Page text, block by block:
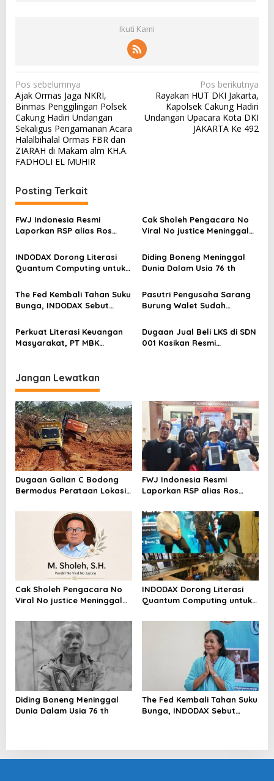
Ikuti Kami
N
a
v
i
g
a
s
i
p
o
s
Pos sebelumnya
Ajak Ormas Jaga NKRI,
Binmas Penggilingan Polsek
Cakung Hadiri Undangan
Sekaligus Pengamanan Acara
Halalbihalal Ormas FBR dan
ZIARAH di Makam alm KH.A.
FADHOLI EL MUHIR
Pos berikutnya
Rayakan HUT DKI Jakarta,
Kapolsek Cakung Hadiri
Undangan Upacara Kota DKI
JAKARTA Ke 492
Posting Terkait
FWJ Indonesia Resmi
Laporkan RSP alias Ros
Cak Sholeh Pengacara No
Viral No justice Meninggal
INDODAX Dorong Literasi
Quantum Computing untuk
Blockchain
Diding Boneng Meninggal
Dunia Dalam Usia 76 th
The Fed Kembali Tahan Suku
Bunga, INDODAX Sebut
Sentimen Pasar
Pasutri Pengusaha Sarang
Burung Walet Sudah
Pelapor Desak Polda Jambi
Segera Lakukan Penahanan
Perkuat Literasi Keuangan
Masyarakat, PT MBK
Dugaan Jual Beli LKS di SDN
001 Kasikan Resmi
Jangan Lewatkan
Dugaan Galian C Bodong
Bermodus Perataan Lokasi
Riau Akan Tinjauan Lokasi
FWJ Indonesia Resmi
Laporkan RSP alias Ros
Cak Sholeh Pengacara No
Viral No justice Meninggal
INDODAX Dorong Literasi
Quantum Computing untuk
Blockchain
Diding Boneng Meninggal
Dunia Dalam Usia 76 th
The Fed Kembali Tahan Suku
Bunga, INDODAX Sebut